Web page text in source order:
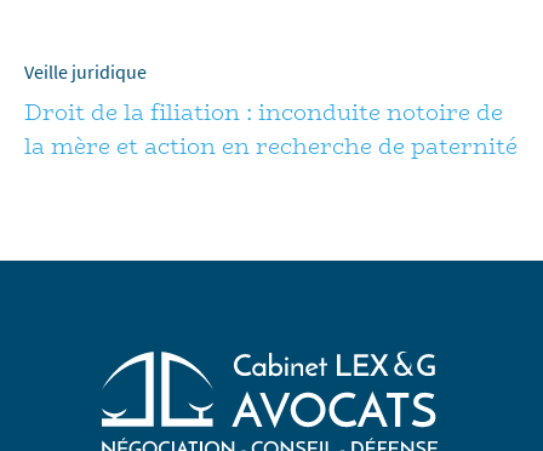
Veille juridique
Droit de la filiation : inconduite notoire de
la mère et action en recherche de paternité